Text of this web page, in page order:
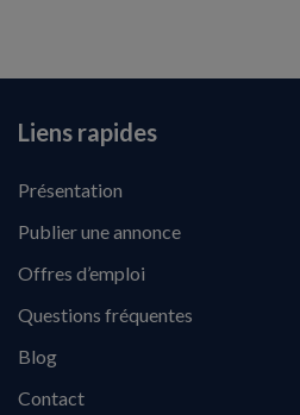
Liens rapides
Présentation
Publier une annonce
Offres d’emploi
Questions fréquentes
Blog
Contact